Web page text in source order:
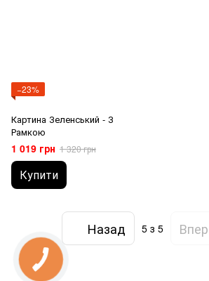
−23%
Картина Зеленський - З
Рамкою
1 019 грн 1 320 грн
Купити
Назад 5 з 5